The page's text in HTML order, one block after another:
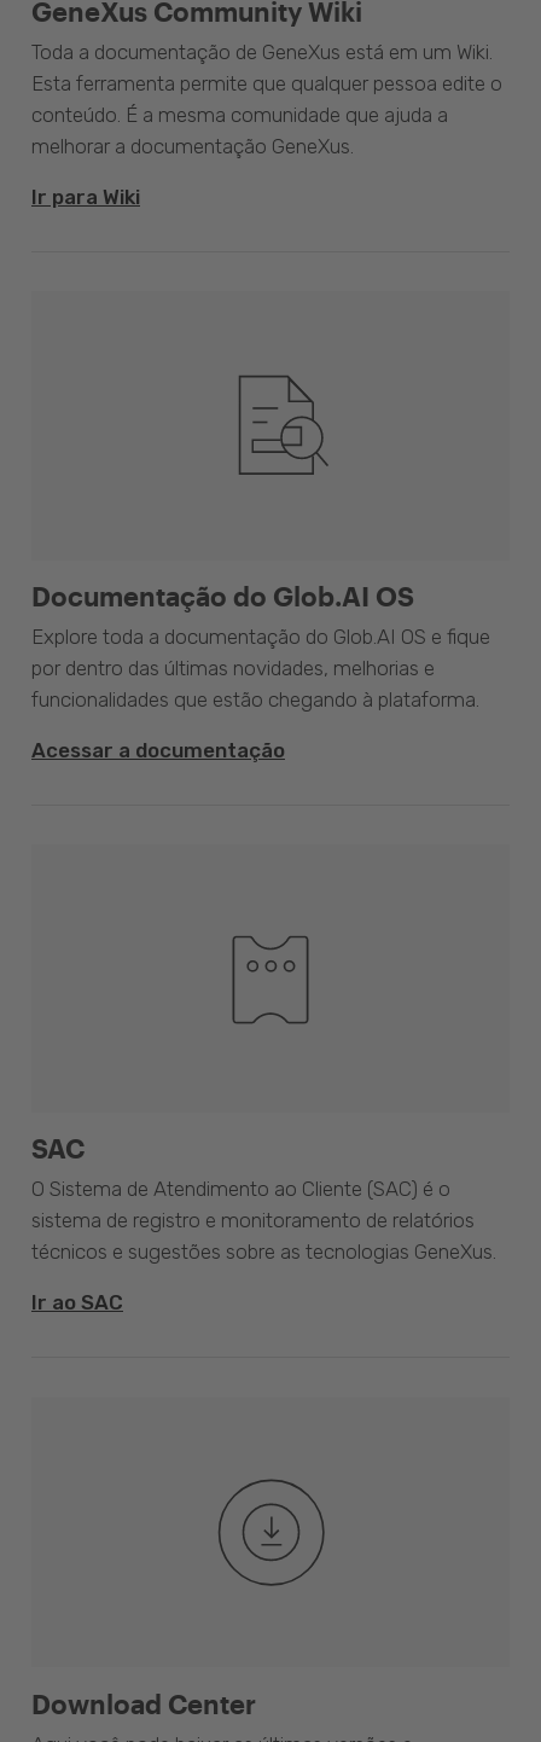
GeneXus Community Wiki
Toda a documentação de GeneXus está em um Wiki.
Esta ferramenta permite que qualquer pessoa edite o
conteúdo. É a mesma comunidade que ajuda a
melhorar a documentação GeneXus.
Ir para Wiki
Documentação do Glob.AI OS
Explore toda a documentação do Glob.AI OS e fique
por dentro das últimas novidades, melhorias e
funcionalidades que estão chegando à plataforma.
Acessar a documentação
SAC
O Sistema de Atendimento ao Cliente (SAC) é o
sistema de registro e monitoramento de relatórios
técnicos e sugestões sobre as tecnologias GeneXus.
Ir ao SAC
Download Center